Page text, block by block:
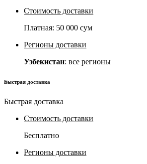
Стоимость доставки
Платная: 50 000 сум
Регионы доставки
Узбекистан: все регионы
Быстрая доставка
Быстрая доставка
Стоимость доставки
Бесплатно
Регионы доставки